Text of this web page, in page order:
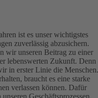
ist es unser wichtigstes
zuverlässig abzusichern.
wir unseren Beitrag zu einer
lebenswerten Zukunft. Denn
in erster Linie die Menschen.
braucht es eine starke
verlassen können. Dafür
Geschäftsprozessen,